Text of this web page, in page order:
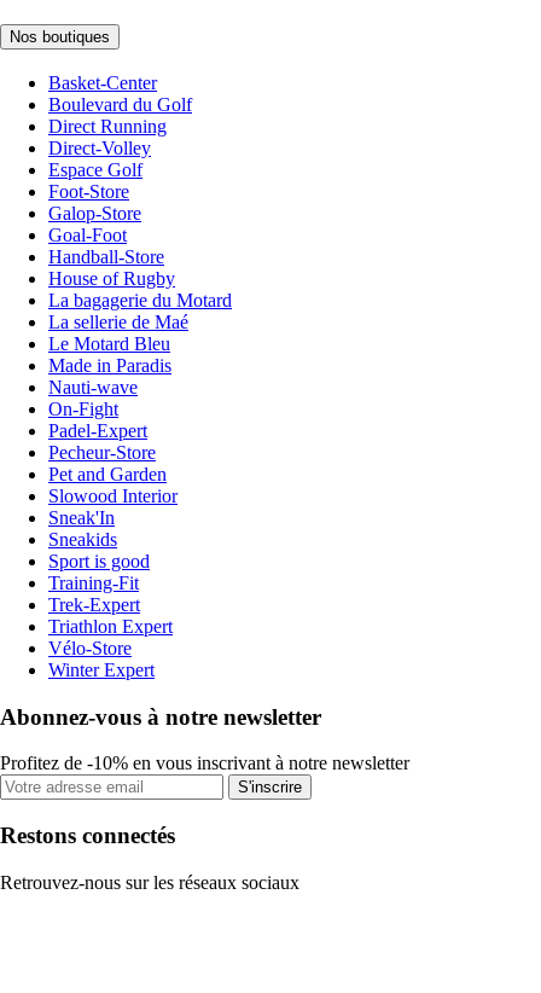
Nos boutiques
Basket-Center
Boulevard du Golf
Direct Running
Direct-Volley
Espace Golf
Foot-Store
Galop-Store
Goal-Foot
Handball-Store
House of Rugby
La bagagerie du Motard
La sellerie de Maé
Le Motard Bleu
Made in Paradis
Nauti-wave
On-Fight
Padel-Expert
Pecheur-Store
Pet and Garden
Slowood Interior
Sneak'In
Sneakids
Sport is good
Training-Fit
Trek-Expert
Triathlon Expert
Vélo-Store
Winter Expert
Abonnez-vous à notre newsletter
Profitez de -10% en vous inscrivant à notre newsletter
S'inscrire
Restons connectés
Retrouvez-nous sur les réseaux sociaux